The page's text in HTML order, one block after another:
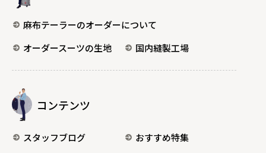
麻布テーラーのオーダーについて
オーダースーツの生地
国内縫製工場
コンテンツ
スタッフブログ
おすすめ特集